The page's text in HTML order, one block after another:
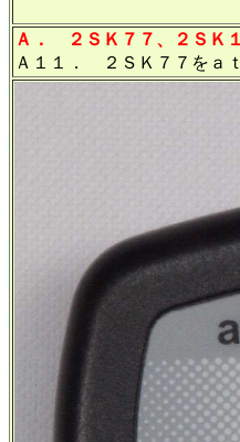
Ａ． ２ＳＫ７７、２ＳＫ
Ａ１１． ２ＳＫ７７をａ